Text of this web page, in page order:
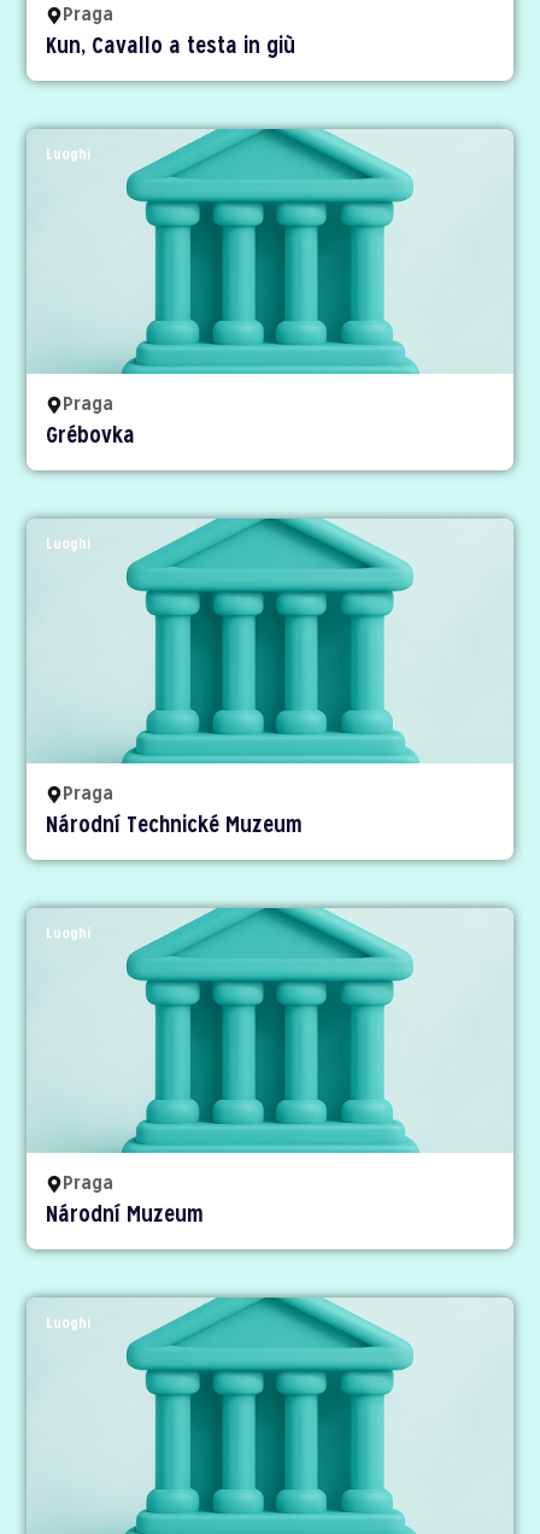
Praga
Kun, Cavallo a testa in giù
Luoghi
Praga
Grébovka
Luoghi
Praga
Národní Technické Muzeum
Luoghi
Praga
Národní Muzeum
Luoghi